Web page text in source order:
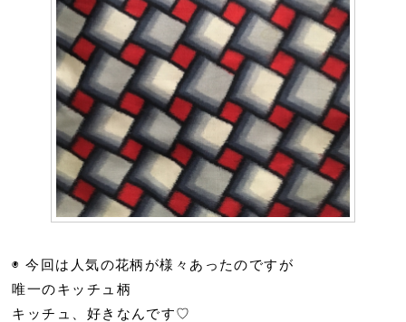
◉ 今回は人気の花柄が様々あったのですが
唯一のキッチュ柄
キッチュ、好きなんです♡